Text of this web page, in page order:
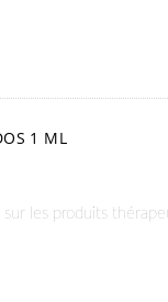
1 ML
les produits